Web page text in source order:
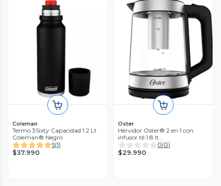
Coleman
Termo 3Sixty Capacidad 1.2 Lt
Coleman® Negro
5(1)
$37.990
Oster
Hervidor Oster® 2 en 1 con
infusor té 1.8 lt
BVSTKT5803B052
0(0)
$29.990